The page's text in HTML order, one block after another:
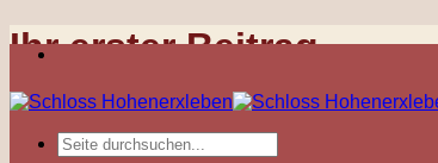
Zum
Inhalt
Ihr erster Beitrag